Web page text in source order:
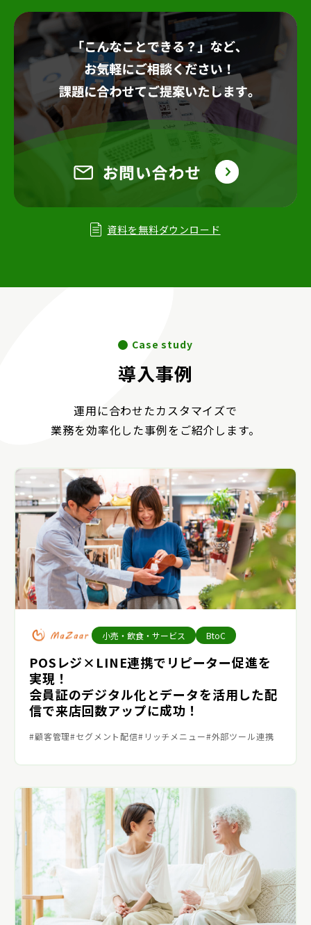
資料を無料ダウンロード
Case study
導入事例
運用に合わせたカスタマイズで
業務を効率化した事例をご紹介します。
小売・飲食・サービス BtoC
POSレジ×LINE連携でリピーター促進を
実現！
会員証のデジタル化とデータを活用した配
信で来店回数アップに成功！
顧客管理 セグメント配信 リッチメニュー 外部ツール連携